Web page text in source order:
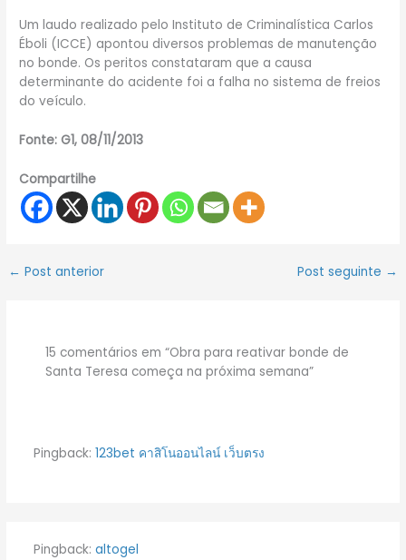
Um laudo realizado pelo Instituto de Criminalística Carlos
Éboli (ICCE) apontou diversos problemas de manutenção
no bonde. Os peritos constataram que a causa
determinante do acidente foi a falha no sistema de freios
do veículo.
Fonte: G1, 08/11/2013
Compartilhe
← Post anterior Post seguinte →
15 comentários em “Obra para reativar bonde de
Santa Teresa começa na próxima semana”
Pingback: 123bet คาสิโนออนไลน์ เว็บตรง
Pingback: altogel